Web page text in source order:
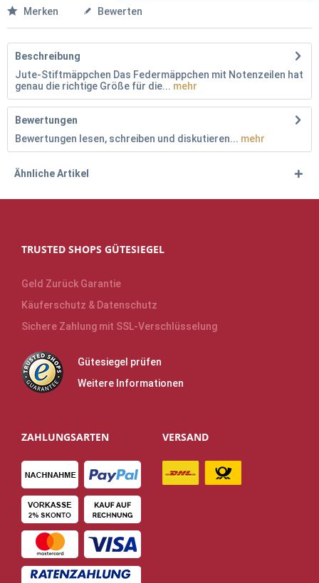
Merken Bewerten
Beschreibung
Jute-Stiftmäppchen Das Federmäppchen mit Notenzeilen hat
genau die richtige Größe für die... mehr
Bewertungen
Bewertungen lesen, schreiben und diskutieren... mehr
Ähnliche Artikel
TRUSTED SHOPS GÜTESIEGEL
Geld Zurück Garantie
Käuferschutz & Datenschutz
Sichere Zahlung mit SSL-Verschlüsselung
Gütesiegel prüfen
Weitere Informationen
ZAHLUNGSARTEN VERSAND